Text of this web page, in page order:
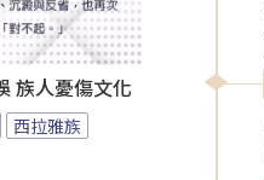
族人憂傷文化
西拉雅族